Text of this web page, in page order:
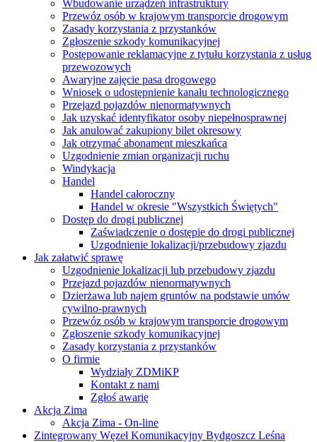
Wbudowanie urządzeń infrastruktury
Przewóz osób w krajowym transporcie drogowym
Zasady korzystania z przystanków
Zgłoszenie szkody komunikacyjnej
Postępowanie reklamacyjne z tytułu korzystania z usług
przewozowych
Awaryjne zajęcie pasa drogowego
Wniosek o udostępnienie kanału technologicznego
Przejazd pojazdów nienormatywnych
Jak uzyskać identyfikator osoby niepełnosprawnej
Jak anulować zakupiony bilet okresowy
Jak otrzymać abonament mieszkańca
Uzgodnienie zmian organizacji ruchu
Windykacja
Handel
Handel całoroczny
Handel w okresie "Wszystkich Świętych"
Dostęp do drogi publicznej
Zaświadczenie o dostępie do drogi publicznej
Uzgodnienie lokalizacji/przebudowy zjazdu
Jak załatwić sprawę
Uzgodnienie lokalizacji lub przebudowy zjazdu
Przejazd pojazdów nienormatywnych
Dzierżawa lub najem gruntów na podstawie umów
cywilno-prawnych
Przewóz osób w krajowym transporcie drogowym
Zgłoszenie szkody komunikacyjnej
Zasady korzystania z przystanków
O firmie
Wydziały ZDMiKP
Kontakt z nami
Zgłoś awarię
Akcja Zima
Akcja Zima - On-line
Zintegrowany Węzeł Komunikacyjny Bydgoszcz Leśna